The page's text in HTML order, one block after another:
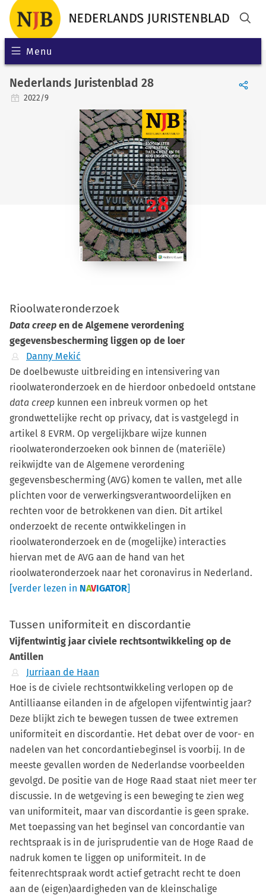
Menu
Nederlands Juristenblad 28
2022/9
Rioolwateronderzoek
Data creep en de Algemene verordening
gegevensbescherming liggen op de loer
Danny Mekić
De doelbewuste uitbreiding en intensivering van
rioolwateronderzoek en de hierdoor onbedoeld ontstane
data creep kunnen een inbreuk vormen op het
grondwettelijke recht op privacy, dat is vastgelegd in
artikel 8 EVRM. Op vergelijkbare wijze kunnen
rioolwateronderzoeken ook binnen de (materiële)
reikwijdte van de Algemene verordening
gegevensbescherming (AVG) komen te vallen, met alle
plichten voor de verwerkingsverantwoordelijken en
rechten voor de betrokkenen van dien. Dit artikel
onderzoekt de recente ontwikkelingen in
rioolwateronderzoek en de (mogelijke) interacties
hiervan met de AVG aan de hand van het
rioolwateronderzoek naar het coronavirus in Nederland.
[verder lezen in NAVIGATOR]
Tussen uniformiteit en discordantie
Vijfentwintig jaar civiele rechtsontwikkeling op de
Antillen
Jurriaan de Haan
Hoe is de civiele rechtsontwikkeling verlopen op de
Antilliaanse eilanden in de afgelopen vijfentwintig jaar?
Deze blijkt zich te bewegen tussen de twee extremen
uniformiteit en discordantie. Het debat over de voor- en
nadelen van het concordantiebeginsel is voorbij. In de
meeste gevallen worden de Nederlandse voorbeelden
gevolgd. De positie van de Hoge Raad staat niet meer ter
discussie. In de wetgeving is een beweging te zien weg
van uniformiteit, maar van discordantie is geen sprake.
Met toepassing van het beginsel van concordantie van
rechtspraak is in de jurisprudentie van de Hoge Raad de
nadruk komen te liggen op uniformiteit. In de
feitenrechtspraak wordt actief getracht recht te doen
aan de (eigen)aardigheden van de kleinschalige